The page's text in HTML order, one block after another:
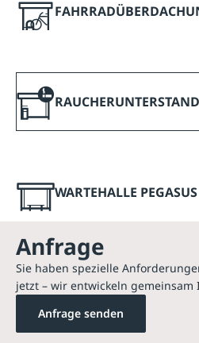
WARTEHALLE PEGASUS
Anfrage
Sie haben spezielle
jetzt – wir entwickeln
Anfrage senden